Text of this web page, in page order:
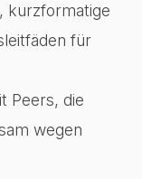
kurzformatige
für
Peers, die
wegen